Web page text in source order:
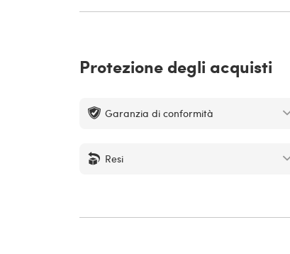
Protezione degli acquisti
Garanzia di conformità
Resi